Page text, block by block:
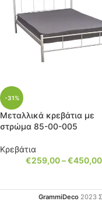
-31%
Μεταλλικά κρεβάτια με
στρώμα 85-00-005
Κρεβάτια
€259,00–€450,00
GrammiDeco 2023